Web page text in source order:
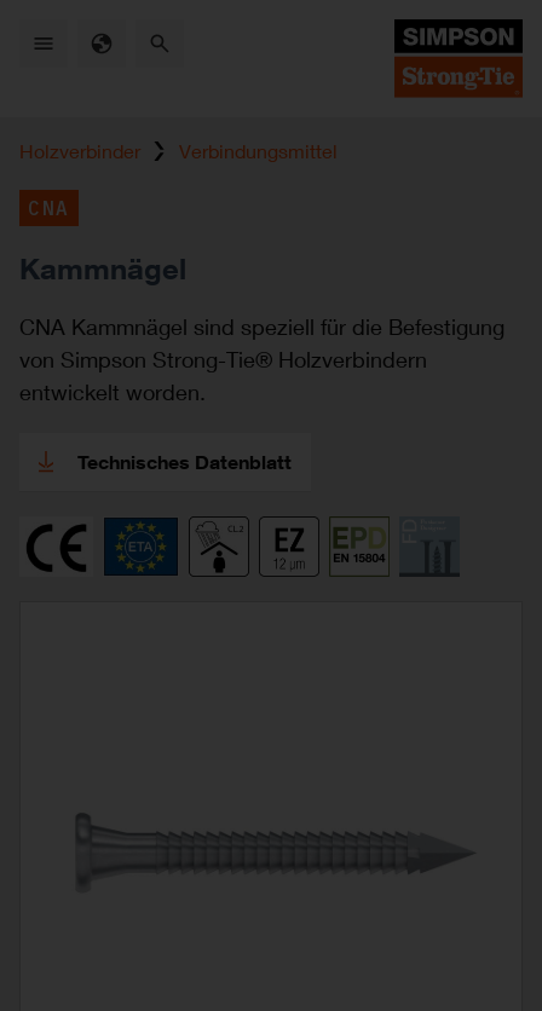
Holzverbinder Verbindungs­mittel
CNA
Kammnägel
CNA Kammnägel sind speziell für die Befestigung
von Simpson Strong-Tie® Holzverbindern
entwickelt worden.
Technisches Datenblatt